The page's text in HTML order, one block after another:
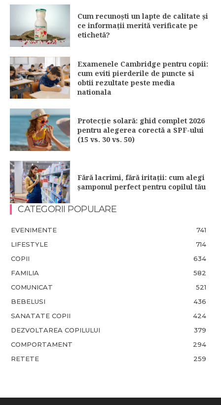
Cum recunoști un lapte de calitate și
ce informații merită verificate pe
etichetă?
Examenele Cambridge pentru copii:
cum eviti pierderile de puncte si
obtii rezultate peste media
nationala
Protecție solară: ghid complet 2026
pentru alegerea corectă a SPF-ului
(15 vs. 30 vs. 50)
Fără lacrimi, fără iritații: cum alegi
șamponul perfect pentru copilul tău
CATEGORII POPULARE
EVENIMENTE
741
LIFESTYLE
714
COPII
634
FAMILIA
582
COMUNICAT
521
BEBELUSI
436
SANATATE COPII
424
DEZVOLTAREA COPILULUI
379
COMPORTAMENT
294
RETETE
259